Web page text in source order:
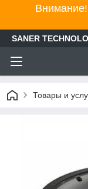
SANER
Товары и